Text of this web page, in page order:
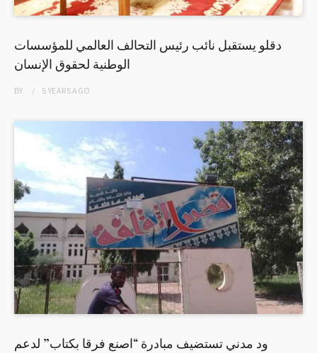
دقلو يستقبل نائب رئيس التحالف العالمي للمؤسسات
الوطنية لحقوق الإنسان
BY 5 YEARSAGO
ود مدني تستضيف مبادرة “اصنع فرقا بكتاب” لدعم